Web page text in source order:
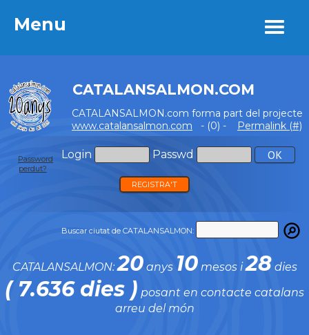
Menu
CATALANSALMON.COM
CATALANSALMON.com forma part del projecte
www.catalansalmon.com - (0) - Permalink (#)
Login Passwd
Password
perdut?
REGISTRA'T
Buscar ciutat de CATALANSALMON:
CATALANSALMON:20anys 10mesos i28 dies
( 7.636 dies ) posant en contacte catalans
arreu del món
Menu